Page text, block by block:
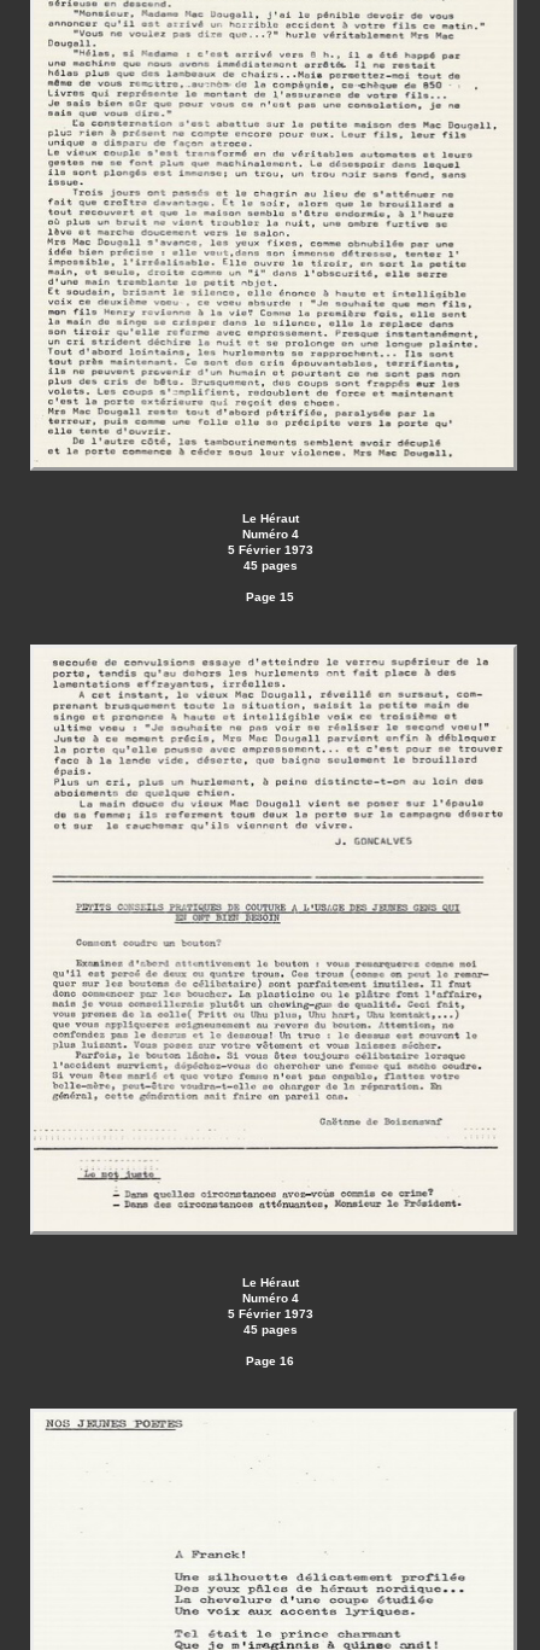
Le Héraut
Numéro 4
5 Février 1973
45 pages
Page 15
Le Héraut
Numéro 4
5 Février 1973
45 pages
Page 16